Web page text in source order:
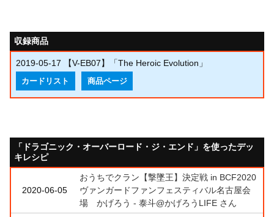
収録商品
2019-05-17 【V-EB07】「The Heroic Evolution」
カードリスト 商品ページ
「ドラゴニック・オーバーロード・ジ・エンド」を使ったデッ
キレシピ
2020-06-05
おうちでクラン【撃墜王】決定戦 in BCF2020
ヴァンガードファンフェスティバル名古屋会
場 かげろう - 泰斗@かげろうLIFE さん